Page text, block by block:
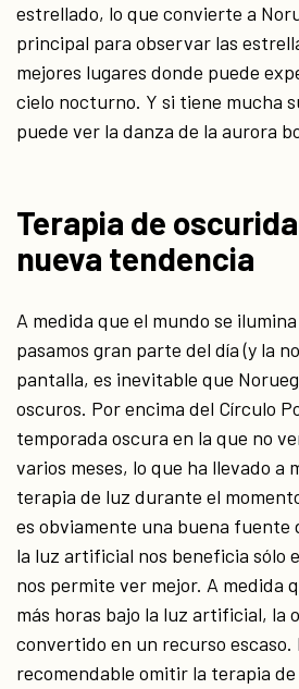
estrellado, lo que convierte a
principal para observar las
mejores lugares donde puede
cielo nocturno. Y si tiene mucha
puede ver la danza de la aurora
Terapia de
nueva tendencia
A medida que el mundo se
pasamos gran parte del día (y la
pantalla, es inevitable que
oscuros. Por encima del Círculo
temporada oscura en la que no
varios meses, lo que ha llevado a
terapia de luz durante el
es obviamente una buena fuente
la luz artificial nos beneficia sólo
nos permite ver mejor. A medida
más horas bajo la luz artificial, la
convertido en un recurso escaso.
recomendable omitir la terapia